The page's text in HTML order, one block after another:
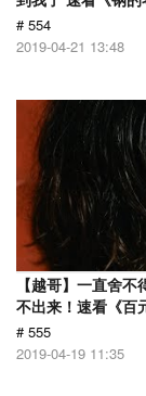
# 554
2019-04-21 13:48
【越哥】一直舍
不出来！速看《百
# 555
2019-04-19 11:35